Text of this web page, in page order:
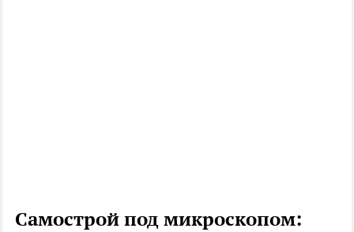
Самострой под микроскопом: